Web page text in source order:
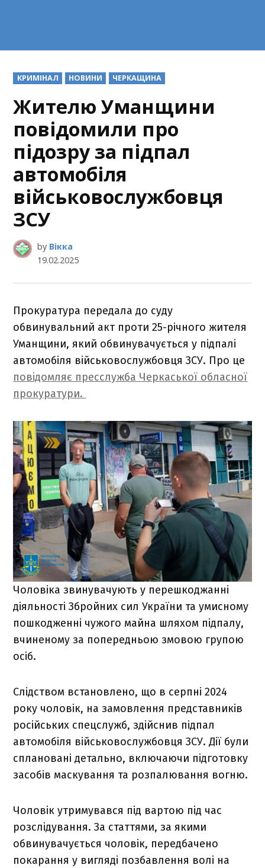
POSTED
IN
КРИМІНАЛ НОВИНИ ЧЕРКАЩИНА
Жителю Уманщини
повідомили про
підозру за підпал
автомобіля
військовослужбовця
ЗСУ
by Вікка
19.02.2025
Прокуратура передала до суду
обвинувальний акт проти 25-річного жителя
Уманщини, який обвинувачується у підпалі
автомобіля військовослужбовця ЗСУ. Про це
повідомляє пресслужба Черкаської обласної
прокуратури.
Чоловіка звинувачують у перешкоджанні
діяльності Збройних сил України та умисному
пошкодженні чужого майна шляхом підпалу,
вчиненому за попередньою змовою групою
осіб.
Слідством встановлено, що в серпні 2024
року чоловік, на замовлення представників
російських спецслужб, здійснив підпал
автомобіля військовослужбовця ЗСУ. Дії були
сплановані детально, включаючи підготовку
засобів маскування та розпалювання вогню.
Чоловік утримувався під вартою під час
розслідування. За статтями, за якими
обвинувачується чоловік, передбачено
покарання у вигляді позбавлення волі на